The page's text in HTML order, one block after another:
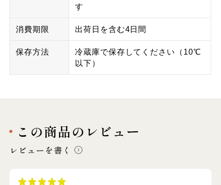
す
消費期限 出荷日を含む4日間
保存方法
冷蔵庫で保存してください（10℃
以下）
この商品のレビュー
レビューを書く